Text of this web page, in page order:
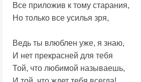
Все приложив к тому старания,
Но только все усилья зря,
Ведь ты влюблен уже, я знаю,
И нет прекрасней для тебя
Той, что любимой называешь,